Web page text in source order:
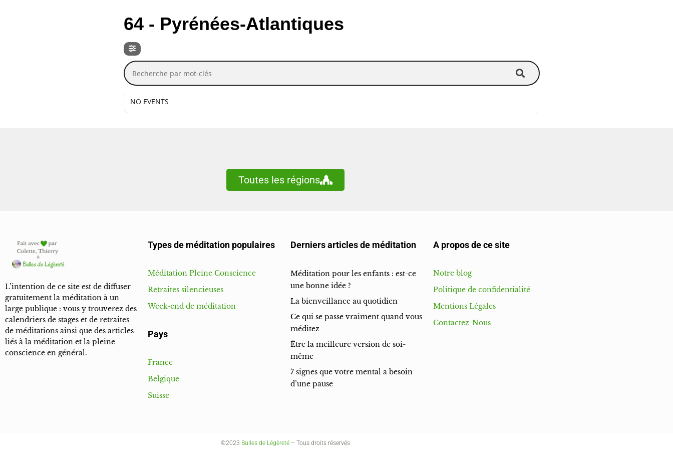
64 - Pyrénées-Atlantiques
Recherche par mot-clés
NO EVENTS
Toutes les régions
L’intention de ce site est de diffuser
gratuitement la méditation à un
large publique : vous y trouverez des
calendriers de stages et de retraites
de méditations ainsi que des articles
liés à la méditation et la pleine
conscience en général.
Types de méditation populaires
Méditation Pleine Conscience
Retraites silencieuses
Week-end de méditation
Pays
France
Belgique
Suisse
Derniers articles de méditation
Méditation pour les enfants : est-ce
une bonne idée ?
La bienveillance au quotidien
Ce qui se passe vraiment quand vous
méditez
Être la meilleure version de soi-
même
7 signes que votre mental a besoin
d’une pause
A propos de ce site
Notre blog
Politique de confidentialité
Mentions Légales
Contactez-Nous
©2023 Bulles de Légèreté – Tous droits réservés